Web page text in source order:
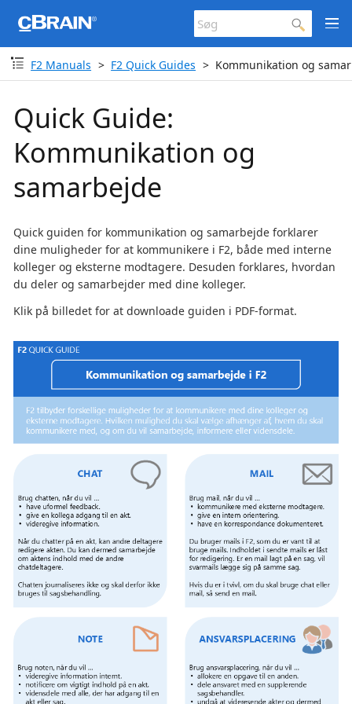
F2 Manuals F2 Quick Guides Kommunikation og
Quick Guide:
Kommunikation og
samarbejde
Quick guiden for kommunikation og samarbejde forklarer
dine muligheder for at kommunikere i F2, både med interne
kolleger og eksterne modtagere. Desuden forklares, hvordan
du deler og samarbejder med dine kolleger.
Klik på billedet for at downloade guiden i PDF-format.